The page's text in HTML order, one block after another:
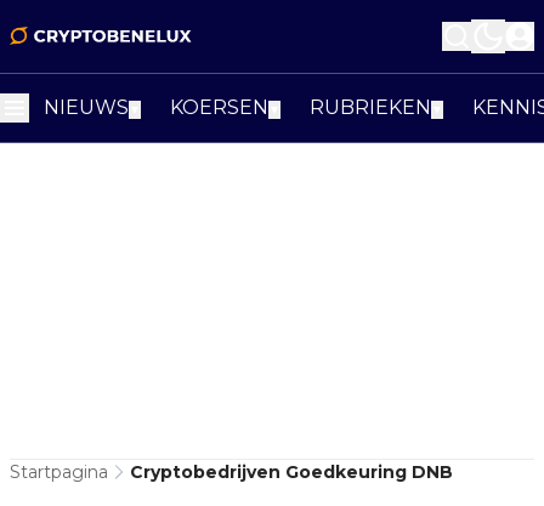
NIEUWS KOERSEN RUBRIEKEN
Startpagina Cryptobedrijven Goedkeuring DNB